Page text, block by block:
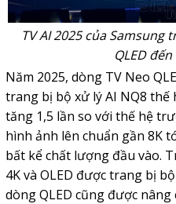
TV AI 2025 của Samsung
QLED
Năm 2025, dòng TV Neo
trang bị bộ xử lý AI NQ8 thế
tăng 1,5 lần so với thế hệ
hình ảnh lên chuẩn gần 8K
bất kể chất lượng đầu vào.
4K và OLED được trang bị
dòng QLED cũng được nâng